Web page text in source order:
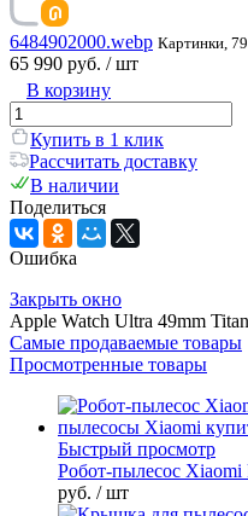
6484902000.webp Картинки,
65 990 руб. / шт
В корзину
Купить в 1 клик
Рассчитать доставку
В наличии
Поделиться
Ошибка
Закрыть окно
Apple Watch Ultra 49mm
Самые продаваемые товары
Просмотренные товары
Быстрый просмотр
Робот-пылесос Xiaomi
руб. / шт